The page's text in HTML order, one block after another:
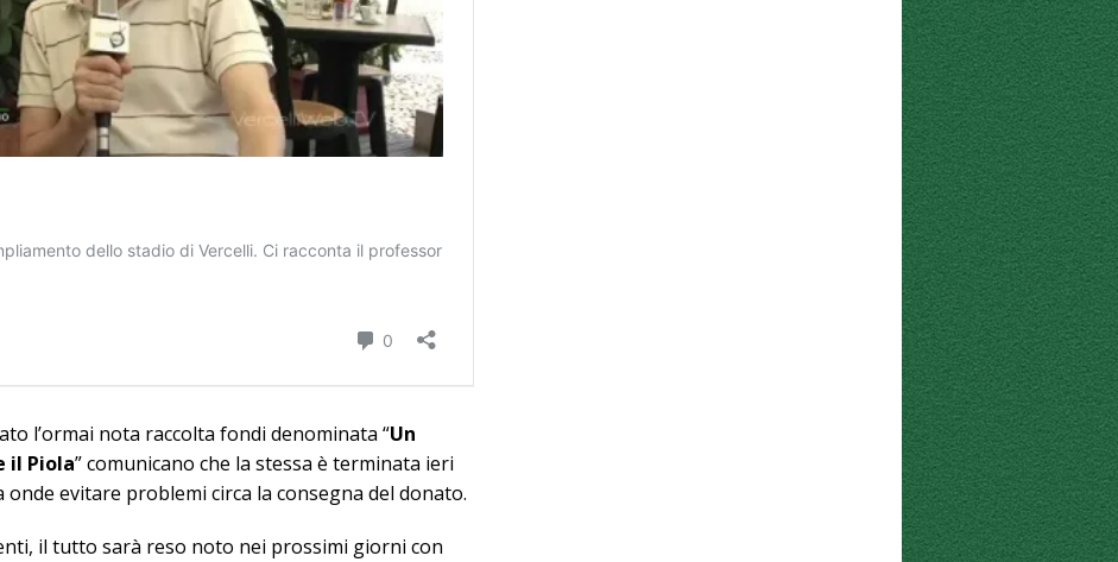
l’ormai nota raccolta fondi denominata “Un
il Piola” comunicano che la stessa è terminata ieri
evitare problemi circa la consegna del donato.
il tutto sarà reso noto nei prossimi giorni con